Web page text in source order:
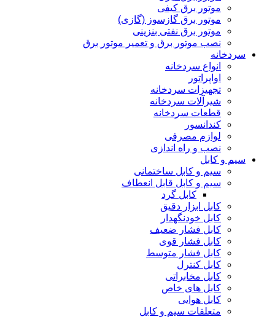
موتور برق کیفی
موتور برق گازسوز (گازی)
موتور برق نفتی بنزینی
نصب موتور برق و تعمیر موتور برق
سردخانه
انواع سردخانه
اواپراتور
تجهیزات سردخانه
شیرآلات سردخانه
قطعات سردخانه
کندانسور
لوازم مصرفی
نصب و راه اندازی
سیم و کابل
سیم و کابل ساختمانی
سیم و کابل قابل انعطاف
کابل گرد
کابل ابزار دقیق
کابل خودنگهدار
کابل فشار ضعیف
کابل فشار قوی
کابل فشار متوسط
کابل کنترل
کابل مخابراتی
کابل های خاص
کابل هوایی
متعلقات سیم و کابل